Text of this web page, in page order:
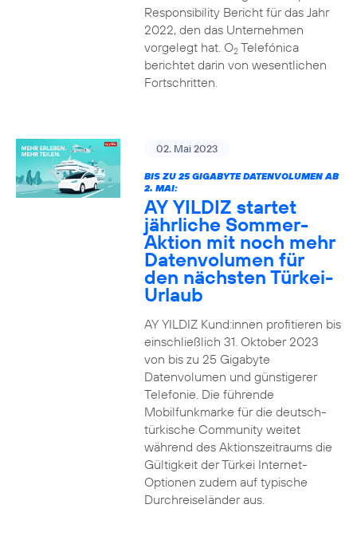
Responsibility Bericht für das Jahr
2022, den das Unternehmen
vorgelegt hat. O2Telefónica
berichtet darin von wesentlichen
Fortschritten.
02. Mai 2023
BIS ZU 25 GIGABYTE DATENVOLUMEN AB
2. MAI:
AY YILDIZ startet
jährliche Sommer-
Aktion mit noch mehr
Datenvolumen für
den nächsten Türkei-
Urlaub
AY YILDIZ Kund:innen profitieren bis
einschließlich 31. Oktober 2023
von bis zu 25 Gigabyte
Datenvolumen und günstigerer
Telefonie. Die führende
Mobilfunkmarke für die deutsch-
türkische Community weitet
während des Aktionszeitraums die
Gültigkeit der Türkei Internet-
Optionen zudem auf typische
Durchreiseländer aus.